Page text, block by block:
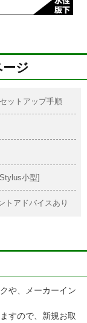
ジ
ットアップ手順
小型]
トアドバイスあり
や、メーカーイン
すので、新規お取